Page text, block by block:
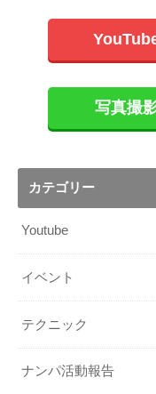
写真撮
カテゴリー
Youtube
イベント
テクニック
ナンパ活動報告